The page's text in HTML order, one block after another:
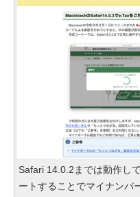
Safari 14.0.2までは動作し
ートすることでマイナンバ